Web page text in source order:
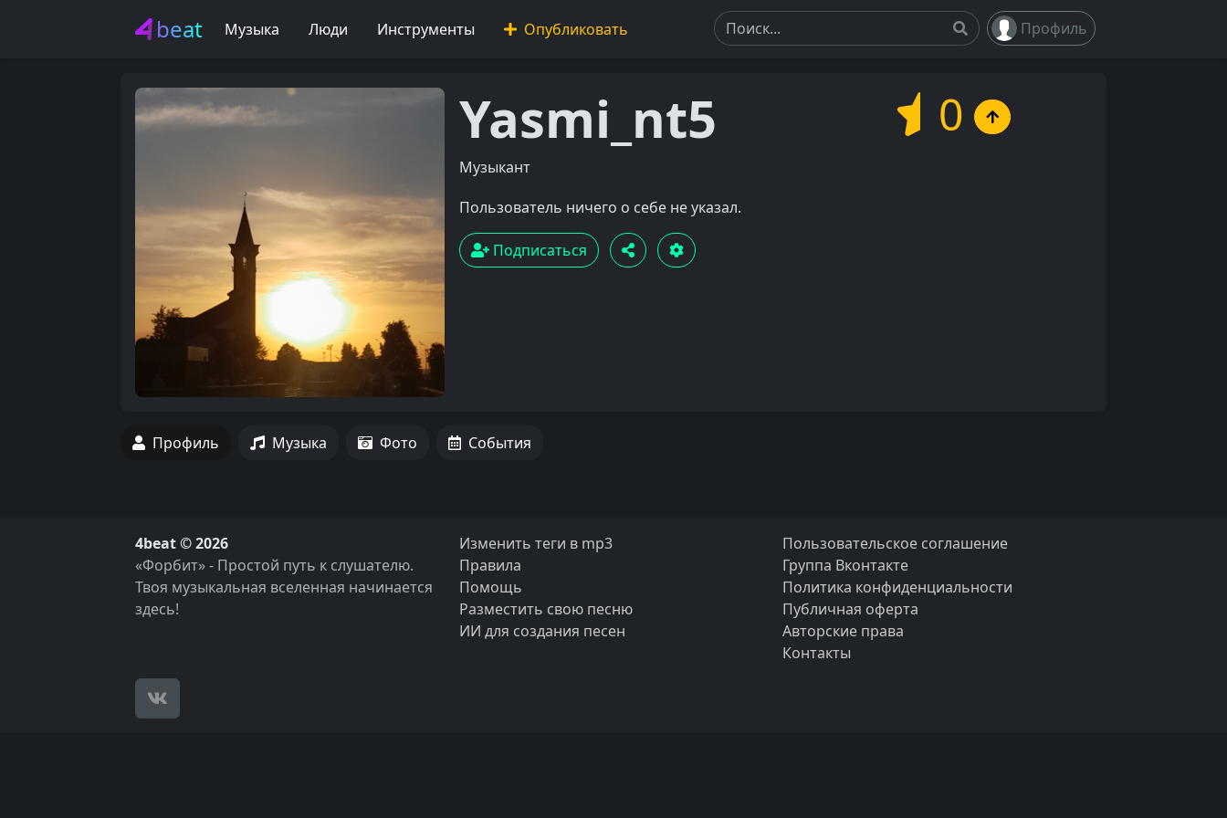
beat Музыка Люди Инструменты Опубликовать Профиль
Yasmi_nt5
Музыкант
0
Пользователь ничего о себе не указал.
Подписаться
Профиль Музыка Фото События
4beat © 2026
«Форбит» - Простой путь к слушателю.
Твоя музыкальная вселенная начинается
здесь!
Изменить теги в mp3
Правила
Помощь
Разместить свою песню
ИИ для создания песен
Пользовательское соглашение
Группа Вконтакте
Политика конфиденциальности
Публичная оферта
Авторские права
Контакты